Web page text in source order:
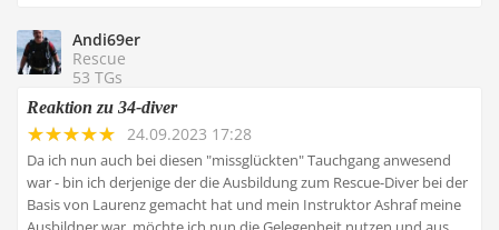
Andi69er
Rescue
53 TGs
Reaktion zu 34-diver
24.09.2023 17:28
Da ich nun auch bei diesen "missglückten" Tauchgang anwesend
war - bin ich derjenige der die Ausbildung zum Rescue-Diver bei der
Basis von Laurenz gemacht hat und mein Instruktor Ashraf meine